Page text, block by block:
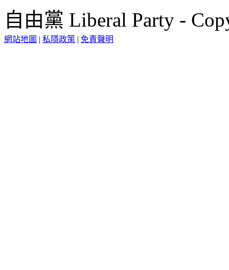
自由黨 Liberal Party -
網站地圖 | 私隱政策 | 免責聲明